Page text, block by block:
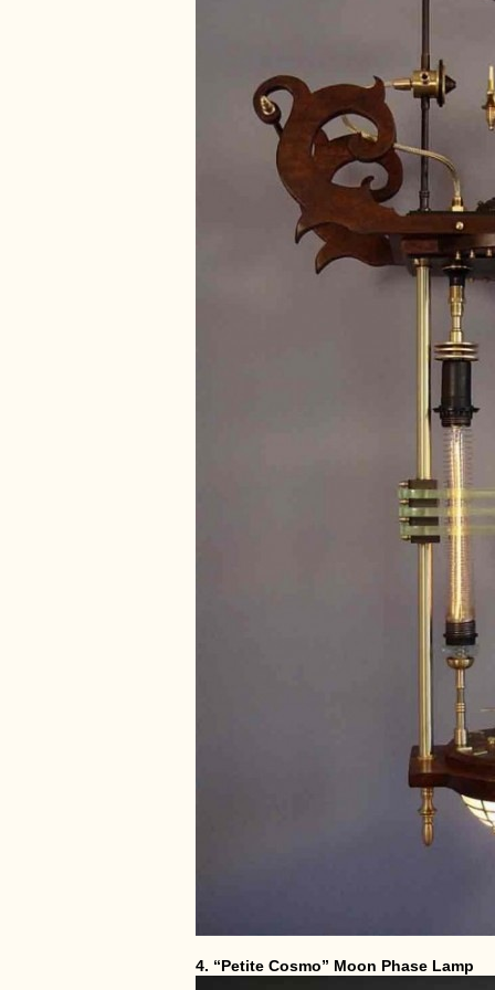
4. “Petite Cosmo” Moon Phase Lamp